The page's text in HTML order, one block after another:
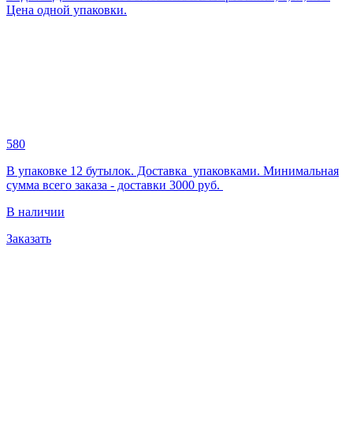
Цена одной упаковки.
580
В упаковке 12 бутылок. Доставка упаковками. Минимальная
сумма всего заказа - доставки 3000 руб.
В наличии
Заказать